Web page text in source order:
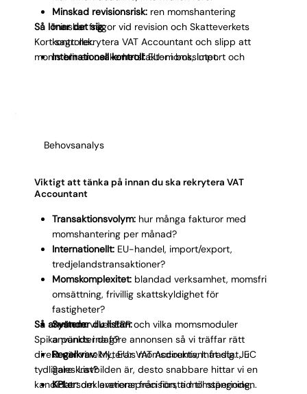
Minskad revisionsrisk:ren momshantering
minskar frågor vid revision och Skatteverkets
kontroller.
Internationell kontroll:EU-moms, import och
Så lönar det sig:
Kort sagt: rekrytera VAT Accountant och slipp att
moms blir en osäkerhetsfaktor i bokslutet.
Behovsanalys
Viktigt att tänka på innan du ska rekrytera VAT
Accountant
Transaktionsvolym:hur många fakturor med
momshantering per månad?
Internationellt:EU-handel, import/export,
tredjelandstransaktioner?
Momskomplexitet:blandad verksamhet, momsfri
omsättning, frivillig skattskyldighet för
fastigheter?
System:vilket ERP och vilka momsmoduler
används i dag?
Regelkrav:ML, EU:s momsdirektiv, Intrastat, EC
Sales List?
KPI:er:deklarationsprecision, tid till stängning,
Så använder du listan:
Spika punkterna före annonsen så vi träffar rätt
direkt när vi rekryterar VAT Accountant åt dig. Ju
tydligare kravbilden är, desto snabbare hittar vi en
kandidat som levererar från första momsperioden.